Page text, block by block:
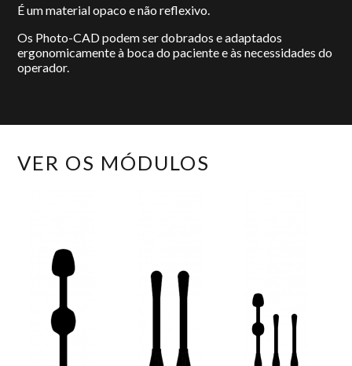
É um material opaco e não reflexivo.
Os Photo-CAD podem ser dobrados e adaptados
ergonomicamente à boca do paciente e às necessidades do
operador.
VER OS MÓDULOS